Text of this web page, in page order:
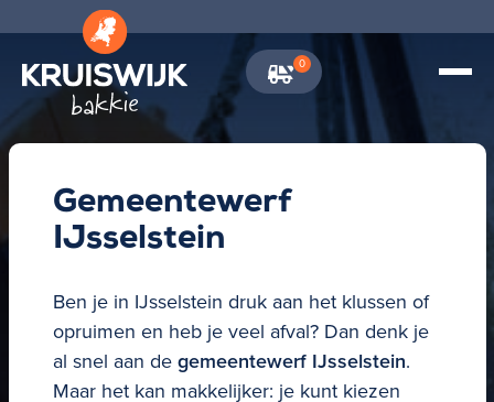
0
Gemeentewerf
IJsselstein
Ben je in IJsselstein druk aan het klussen of
opruimen en heb je veel afval? Dan denk je
al snel aan degemeentewerf IJsselstein.
Maar het kan makkelijker: je kunt kiezen